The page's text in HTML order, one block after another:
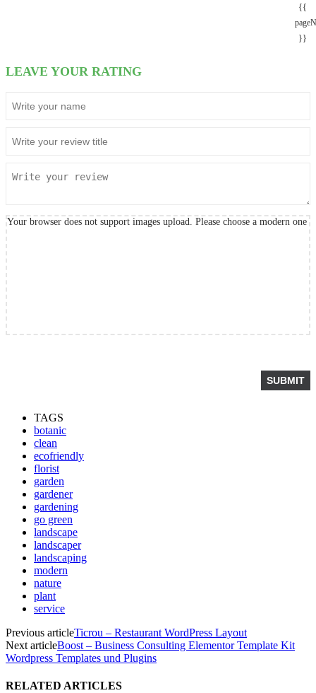
{{
}}
LEAVE YOUR RATING
Your browser does not support images upload. Please choose a modern one
TAGS
botanic
clean
ecofriendly
florist
garden
gardener
gardening
go green
landscape
landscaper
landscaping
modern
nature
plant
service
Previous articleTicrou – Restaurant WordPress Layout
Next articleBoost – Business Consulting Elementor Template Kit
Wordpress Templates und Plugins
RELATED ARTICLES